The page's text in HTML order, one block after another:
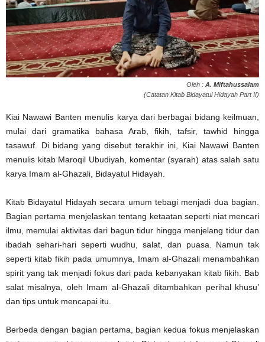
Oleh : A. Miftahussalam
(Catatan Kitab Bidayatul Hidayah Part II)
Kiai Nawawi Banten menulis karya dari berbagai bidang keilmuan,
mulai dari gramatika bahasa Arab, fikih, tafsir, tawhid hingga
tasawuf. Di bidang yang disebut terakhir ini, Kiai Nawawi Banten
menulis kitab Maroqil Ubudiyah, komentar (syarah) atas salah satu
karya Imam al-Ghazali, Bidayatul Hidayah.
Kitab Bidayatul Hidayah secara umum tebagi menjadi dua bagian.
Bagian pertama menjelaskan tentang ketaatan seperti niat mencari
ilmu, memulai aktivitas dari bagun tidur hingga menjelang tidur dan
ibadah sehari-hari seperti wudhu, salat, dan puasa. Namun tak
seperti kitab fikih pada umumnya, Imam al-Ghazali menambahkan
spirit yang tak menjadi fokus dari pada kebanyakan kitab fikih. Bab
salat misalnya, oleh Imam al-Ghazali ditambahkan perihal khusu’
dan tips untuk mencapai itu.
Berbeda dengan bagian pertama, bagian kedua fokus menjelaskan